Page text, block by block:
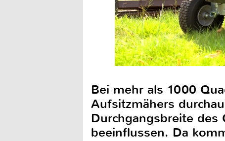
Bei mehr als 1000
Aufsitzmähers
Durchgangsbreite des
beeinflussen. Da